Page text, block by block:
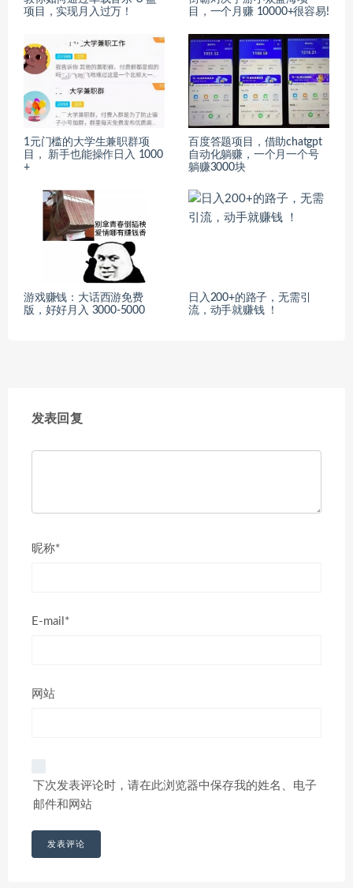
项目，实现月入过万！
目，一个月赚 10000+很容易!
1元门槛的大学生兼职群项
目， 新手也能操作日入 1000
+
百度答题项目，借助chatgpt
自动化躺赚，一个月一个号
躺赚3000块
游戏赚钱：大话西游免费
版，好好月入 3000-5000
日入200+的路子，无需引
流，动手就赚钱 ！
发表回复
昵称*
E-mail*
网站
下次发表评论时，请在此浏览器中保存我的姓名、电子
邮件和网站